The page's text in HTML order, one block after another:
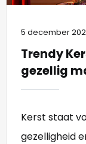
5 december
Trendy
gezellig
Kerst staat
gezelligheid